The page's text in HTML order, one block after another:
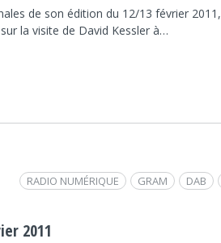
de son édition du 12/13 février 2011,
la visite de David Kessler à…
DAB
GRAM
RADIO NUMÉRIQUE
2011